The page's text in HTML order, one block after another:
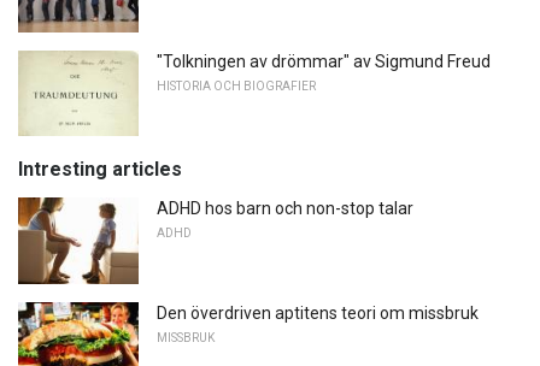
"Tolkningen av drömmar" av Sigmund Freud
HISTORIA OCH BIOGRAFIER
Intresting articles
ADHD hos barn och non-stop talar
ADHD
Den överdriven aptitens teori om missbruk
MISSBRUK